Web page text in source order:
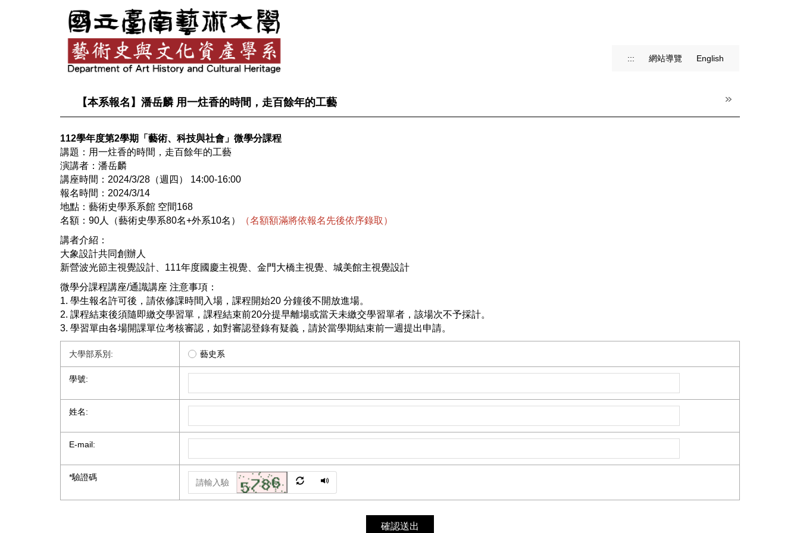
::: 網站導覽 English
【本系報名】潘岳麟 用一炷香的時間，走百餘年的工藝
112學年度第2學期「藝術、科技與社會」微學分課程
講題：用一炷香的時間，走百餘年的工藝
演講者：潘岳麟
講座時間：2024/3/28（週四） 14:00-16:00
報名時間：2024/3/14
地點：藝術史學系系館 空間168
名額：90人（藝術史學系80名+外系10名）
（名額額滿將依報名先後依序錄取）
講者介紹：
大象設計共同創辦人
新營波光節主視覺設計、111年度國慶主視覺、金門大橋主視覺、城美館主視覺設計
微學分課程講座/通識講座 注意事項：
1. 學生報名許可後，請依修課時間入場，課程開始20 分鐘後不開放進場。
2. 課程結束後須隨即繳交學習單，課程結束前20分提早離場或當天未繳交學習單者，該場次不予採計。
3. 學習單由各場開課單位考核審認，如對審認登錄有疑義，請於當學期結束前一週提出申請。
大學部系別: 藝史系
學號:
姓名:
E-mail:
*驗證碼
確認送出